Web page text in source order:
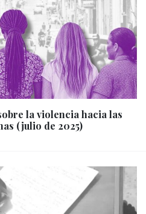
la violencia hacia las
(julio de 2025)